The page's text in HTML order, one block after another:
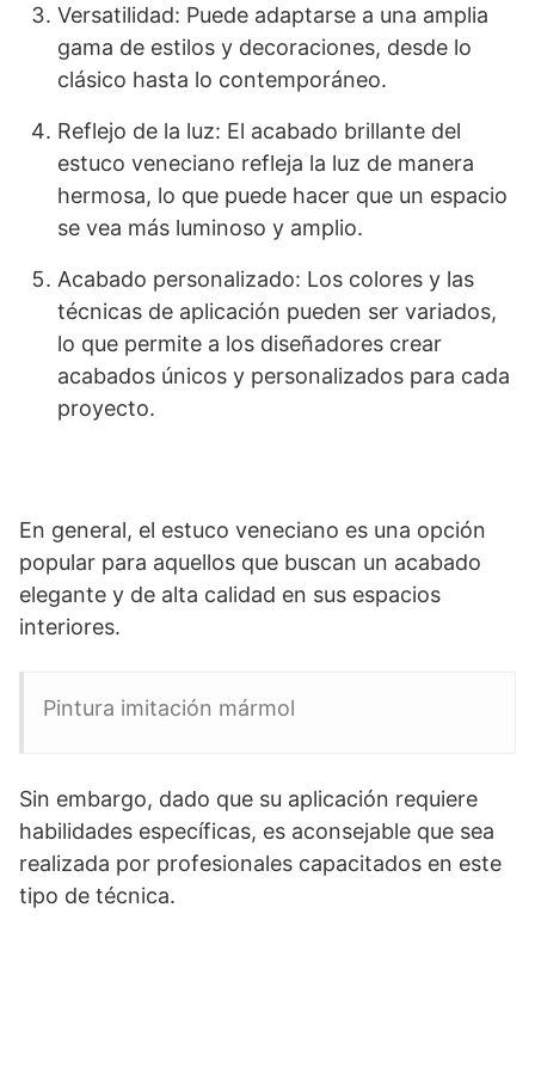
Versatilidad: Puede adaptarse a una amplia
gama de estilos y decoraciones, desde lo
clásico hasta lo contemporáneo.
Reflejo de la luz: El acabado brillante del
estuco veneciano refleja la luz de manera
hermosa, lo que puede hacer que un espacio
se vea más luminoso y amplio.
Acabado personalizado: Los colores y las
técnicas de aplicación pueden ser variados,
lo que permite a los diseñadores crear
acabados únicos y personalizados para cada
proyecto.
En general, el estuco veneciano es una opción
popular para aquellos que buscan un acabado
elegante y de alta calidad en sus espacios
interiores.
Pintura imitación mármol
Sin embargo, dado que su aplicación requiere
habilidades específicas, es aconsejable que sea
realizada por profesionales capacitados en este
tipo de técnica.